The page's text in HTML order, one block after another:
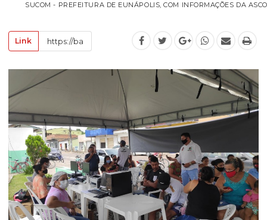
SUCOM - PREFEITURA DE EUNÁPOLIS, COM INFORMAÇÕES DA
Link